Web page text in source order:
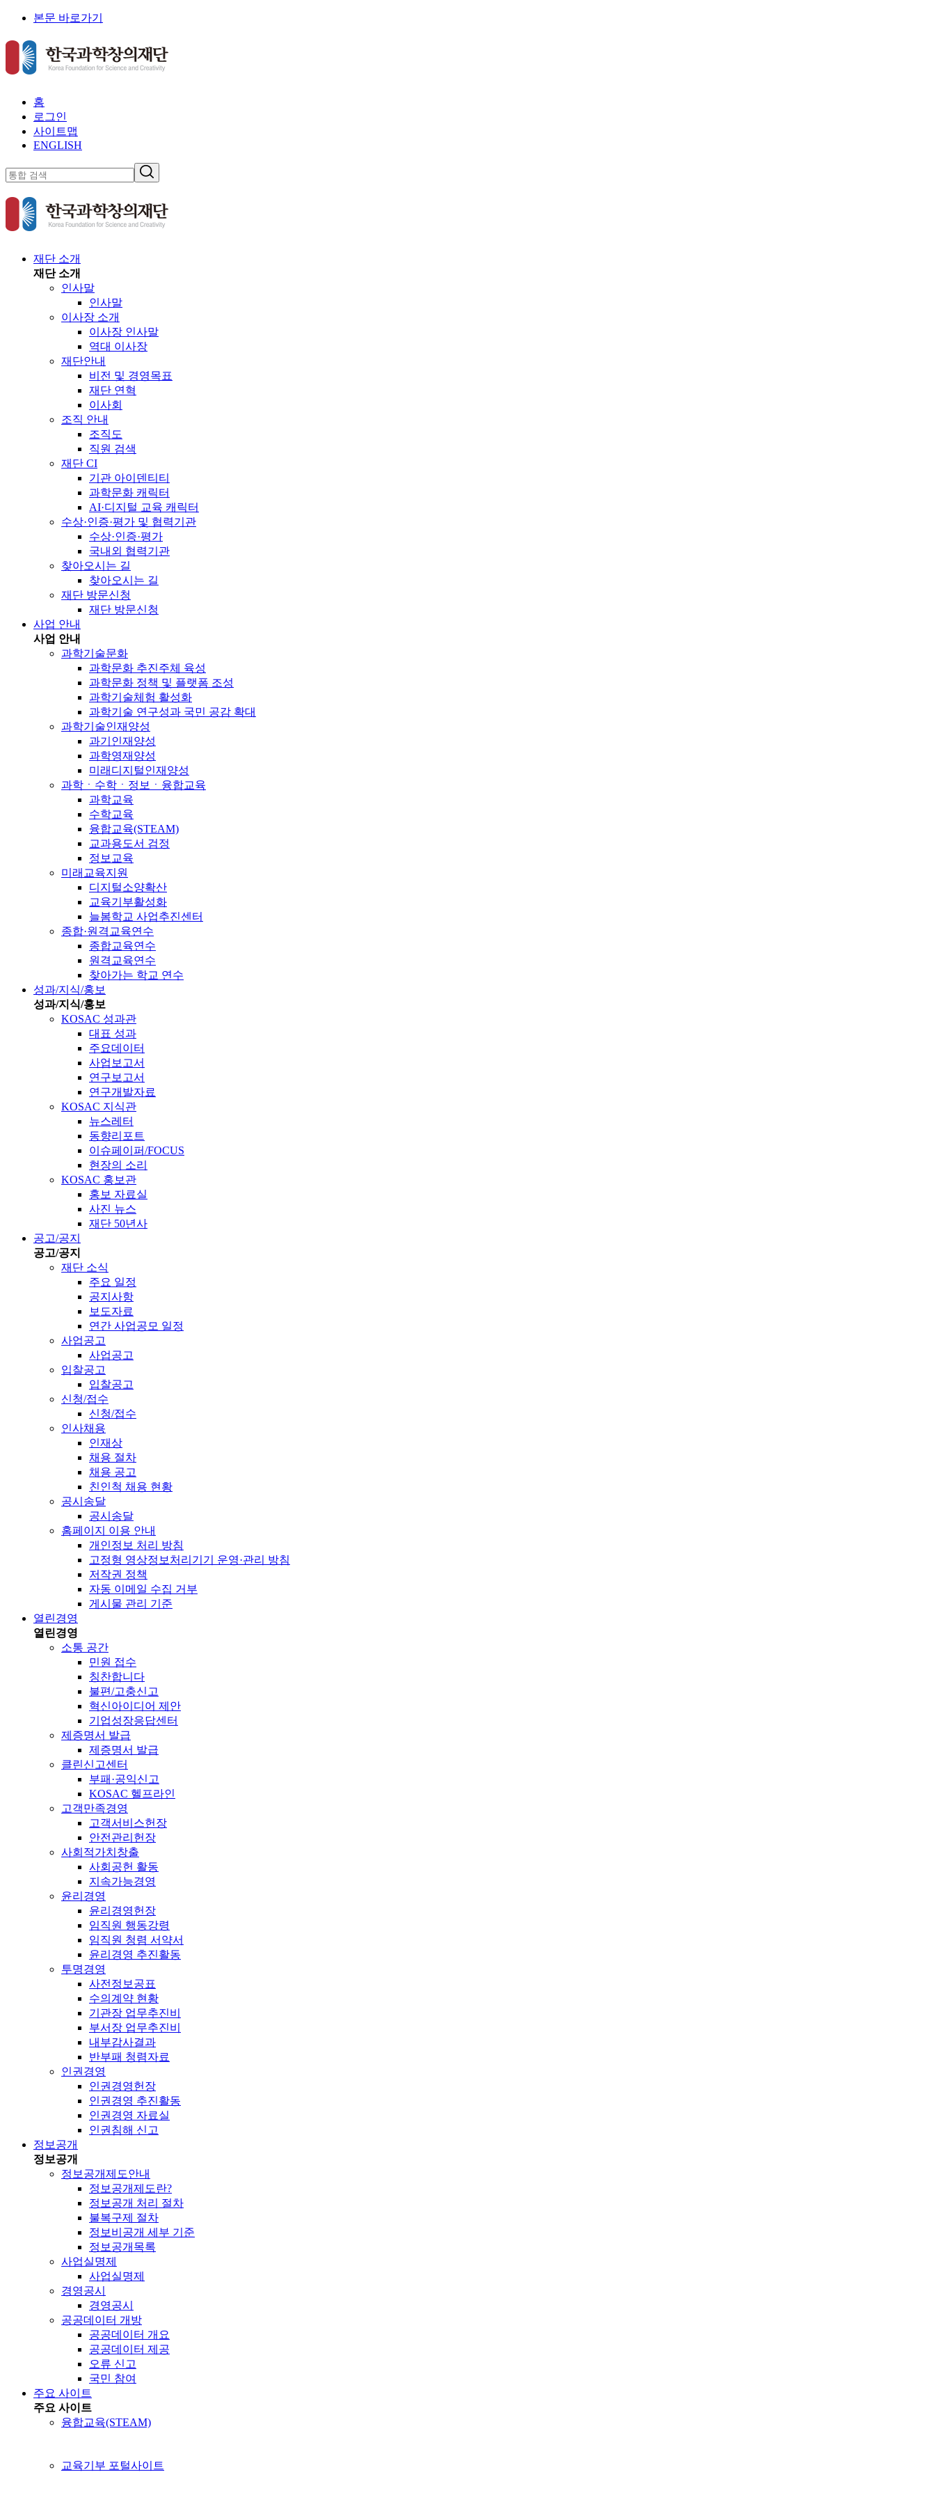
본문 바로가기
홈
로그인
사이트맵
ENGLISH
재단 소개
재단 소개
인사말
인사말
이사장 소개
이사장 인사말
역대 이사장
재단안내
비전 및 경영목표
재단 연혁
이사회
조직 안내
조직도
직원 검색
재단 CI
기관 아이덴티티
과학문화 캐릭터
AI·디지털 교육 캐릭터
수상·인증·평가 및 협력기관
수상·인증·평가
국내외 협력기관
찾아오시는 길
찾아오시는 길
재단 방문신청
재단 방문신청
사업 안내
사업 안내
과학기술문화
과학문화 추진주체 육성
과학문화 정책 및 플랫폼 조성
과학기술체험 활성화
과학기술 연구성과 국민 공감 확대
과학기술인재양성
과기인재양성
과학영재양성
미래디지털인재양성
과학ㆍ수학ㆍ정보ㆍ융합교육
과학교육
수학교육
융합교육(STEAM)
교과용도서 검정
정보교육
미래교육지원
디지털소양확산
교육기부활성화
늘봄학교 사업추진센터
종합·원격교육연수
종합교육연수
원격교육연수
찾아가는 학교 연수
성과/지식/홍보
성과/지식/홍보
KOSAC 성과관
대표 성과
주요데이터
사업보고서
연구보고서
연구개발자료
KOSAC 지식관
뉴스레터
동향리포트
이슈페이퍼/FOCUS
현장의 소리
KOSAC 홍보관
홍보 자료실
사진 뉴스
재단 50년사
공고/공지
공고/공지
재단 소식
주요 일정
공지사항
보도자료
연간 사업공모 일정
사업공고
사업공고
입찰공고
입찰공고
신청/접수
신청/접수
인사채용
인재상
채용 절차
채용 공고
친인척 채용 현황
공시송달
공시송달
홈페이지 이용 안내
개인정보 처리 방침
고정형 영상정보처리기기 운영·관리 방침
저작권 정책
자동 이메일 수집 거부
게시물 관리 기준
열린경영
열린경영
소통 공간
민원 접수
칭찬합니다
불편/고충신고
혁신아이디어 제안
기업성장응답센터
제증명서 발급
제증명서 발급
클린신고센터
부패·공익신고
KOSAC 헬프라인
고객만족경영
고객서비스헌장
안전관리헌장
사회적가치창출
사회공헌 활동
지속가능경영
윤리경영
윤리경영헌장
임직원 행동강령
임직원 청렴 서약서
윤리경영 추진활동
투명경영
사전정보공표
수의계약 현황
기관장 업무추진비
부서장 업무추진비
내부감사결과
반부패 청렴자료
인권경영
인권경영헌장
인권경영 추진활동
인권경영 자료실
인권침해 신고
정보공개
정보공개
정보공개제도안내
정보공개제도란?
정보공개 처리 절차
불복구제 절차
정보비공개 세부 기준
정보공개목록
사업실명제
사업실명제
경영공시
경영공시
공공데이터 개방
공공데이터 개요
공공데이터 제공
오류 신고
국민 참여
주요 사이트
주요 사이트
융합교육(STEAM)
교육기부 포털사이트